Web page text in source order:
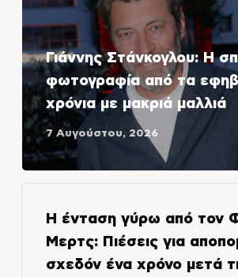
Γιάννης Στάνκογλου: Η
φωτογραφία από τα
χρόνια με μακριά μαλλιά
7 Αυγούστου, 2026
Η ένταση γύρω από τον
Μερτς: Πιέσεις για
σχεδόν ένα χρόνο μετά